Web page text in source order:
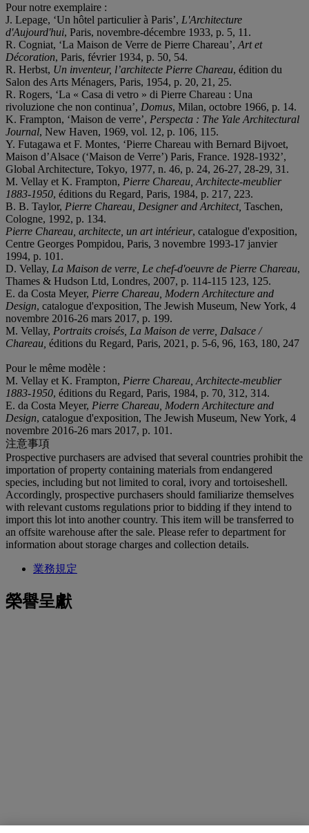
Pour notre exemplaire :
J. Lepage, ‘Un hôtel particulier à Paris’, L'Architecture
d'Aujourd'hui, Paris, novembre-décembre 1933, p. 5, 11.
R. Cogniat, ‘La Maison de Verre de Pierre Chareau’, Art et
Décoration, Paris, février 1934, p. 50, 54.
R. Herbst, Un inventeur, l’architecte Pierre Chareau, édition du
Salon des Arts Ménagers, Paris, 1954, p. 20, 21, 25.
R. Rogers, ‘La « Casa di vetro » di Pierre Chareau : Una
rivoluzione che non continua’, Domus, Milan, octobre 1966, p. 14.
K. Frampton, ‘Maison de verre’, Perspecta : The Yale Architectural
Journal, New Haven, 1969, vol. 12, p. 106, 115.
Y. Futagawa et F. Montes, ‘Pierre Chareau with Bernard Bijvoet,
Maison d’Alsace (‘Maison de Verre’) Paris, France. 1928-1932’,
Global Architecture, Tokyo, 1977, n. 46, p. 24, 26-27, 28-29, 31.
M. Vellay et K. Frampton, Pierre Chareau, Architecte-meublier
1883-1950, éditions du Regard, Paris, 1984, p. 217, 223.
B. B. Taylor, Pierre Chareau, Designer and Architect, Taschen,
Cologne, 1992, p. 134.
Pierre Chareau, architecte, un art intérieur, catalogue d'exposition,
Centre Georges Pompidou, Paris, 3 novembre 1993-17 janvier
1994, p. 101.
D. Vellay, La Maison de verre, Le chef-d'oeuvre de Pierre Chareau,
Thames & Hudson Ltd, Londres, 2007, p. 114-115 123, 125.
E. da Costa Meyer, Pierre Chareau, Modern Architecture and
Design, catalogue d'exposition, The Jewish Museum, New York, 4
novembre 2016-26 mars 2017, p. 199.
M. Vellay, Portraits croisés, La Maison de verre, Dalsace /
Chareau, éditions du Regard, Paris, 2021, p. 5-6, 96, 163, 180, 247
Pour le même modèle :
M. Vellay et K. Frampton, Pierre Chareau, Architecte-meublier
1883-1950, éditions du Regard, Paris, 1984, p. 70, 312, 314.
E. da Costa Meyer, Pierre Chareau, Modern Architecture and
Design, catalogue d'exposition, The Jewish Museum, New York, 4
novembre 2016-26 mars 2017, p. 101.
注意事項
Prospective purchasers are advised that several countries prohibit the
importation of property containing materials from endangered
species, including but not limited to coral, ivory and tortoiseshell.
Accordingly, prospective purchasers should familiarize themselves
with relevant customs regulations prior to bidding if they intend to
import this lot into another country. This item will be transferred to
an offsite warehouse after the sale. Please refer to department for
information about storage charges and collection details.
業務規定
榮譽呈獻